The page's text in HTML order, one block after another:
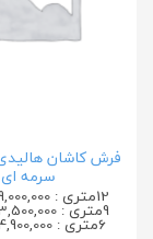
سرمه ای
12متری : 29,000,000 تومان
9متری : 23,500,000 تومان
6متری : 14,900,000 تومان